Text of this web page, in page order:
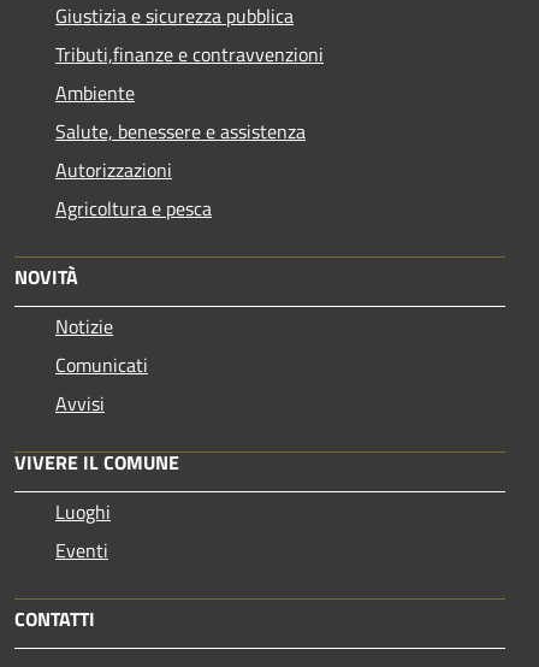
Giustizia e sicurezza pubblica
Tributi,finanze e contravvenzioni
Ambiente
Salute, benessere e assistenza
Autorizzazioni
Agricoltura e pesca
NOVITÀ
Notizie
Comunicati
Avvisi
VIVERE IL COMUNE
Luoghi
Eventi
CONTATTI